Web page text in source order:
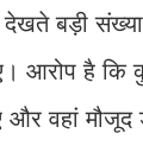
बड़ी
आरोप है
वहां मौजूद